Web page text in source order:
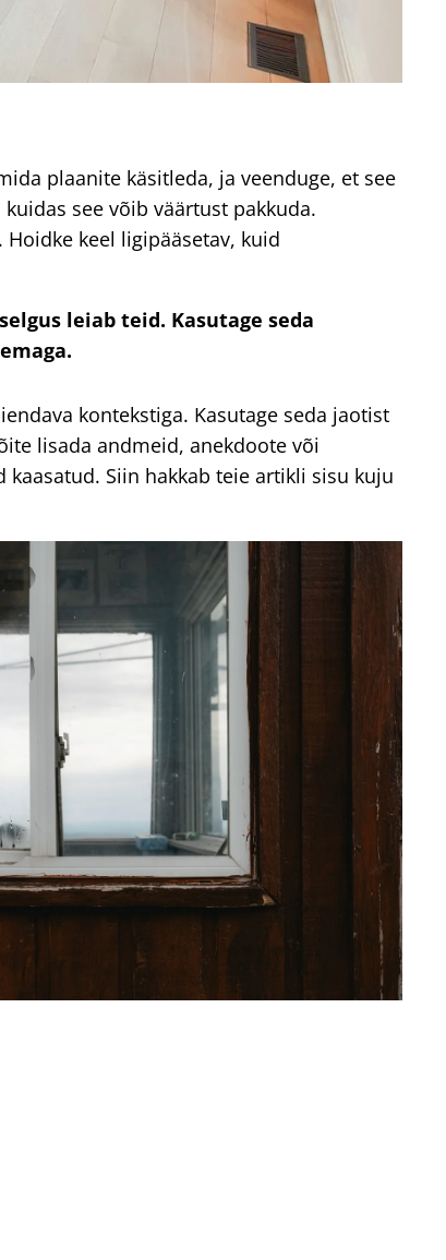
plaanite käsitleda, ja veenduge, et see
see võib väärtust pakkuda.
keel ligipääsetav, kuid
leiab teid. Kasutage seda
kontekstiga. Kasutage seda jaotist
lisada andmeid, anekdoote või
Siin hakkab teie artikli sisu kuju